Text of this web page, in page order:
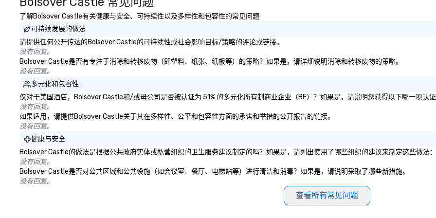
了解Bolsover Castle有关健康与安全、可持续性以及多样性和包容性的常见问题
可持续发展的做法
请提供任何公开传达的Bolsover Castle的可持续性或社会影响目标/策略的评论或链接。
没有回复。
Bolsover Castle是否有专注于消除和转移废物（即塑料、纸张、纸板等）的策略？如果是，请详细说明消除和转移废物的策略。
没有回复。
多元化和包容性
仅对于美国酒店，Bolsover Castle和/或母公司是否被认证为 51% 的多元化所有制商业企业（BE）？如果是，请说明您获得以下哪一项认
没有回复。
如果适用，请提供Bolsover Castle关于其在多样性、公平和包容性方面的承诺和举措的公开报告的链接。
没有回复。
健康与安全
Bolsover Castle的做法是根据公共政府实体或私营组织的卫生服务建议制定的吗？如果是，请列出使用了哪些组织的建议来制定这些做法：
没有回复。
Bolsover Castle是否对公共区域和公共设施（如会议室、餐厅、电梯站等）进行清洁和消毒？如果是，请说明采取了哪些新措施。
没有回复。
查看所有常见问题